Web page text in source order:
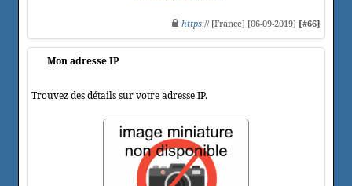
https:// [France] [06-09-2019] [#66]
Mon adresse IP
Trouvez des détails sur votre adresse IP.